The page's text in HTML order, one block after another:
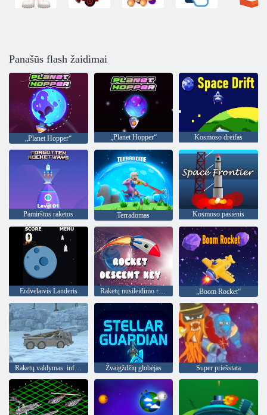
Panašūs flash žaidimai
„Planet Hopper“ „Planet Hopper“ Kosmoso dreifas
Pamirštos raketos Terradomas Kosmoso pasienis
Erdvėlaivis Landeris Raketų nusileidimo raktas „Boom Rocket“
Raketų valdymas: infiltracijos streikas Žvaigždžių globėjas Super priešstata